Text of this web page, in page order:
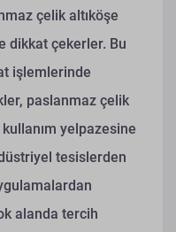
çelik altıköşe
dikkat çekerler. Bu
işlemlerinde
paslanmaz çelik
yelpazesine
tesislerden
alanda tercih